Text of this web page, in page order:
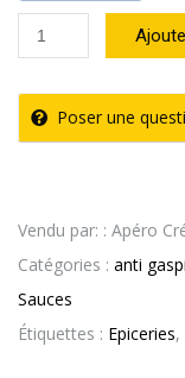
quantité
de
DDM-
anti
Sauce
habanero
-
créole
Poser une
Vendu par: : Apéro
Catégories : anti
Sauces
Étiquettes : Epiceries,